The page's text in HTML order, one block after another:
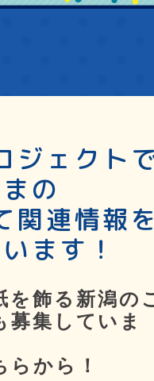
ジェクト
の
関連情報
ます！
を飾る新潟の
募集していま
から！